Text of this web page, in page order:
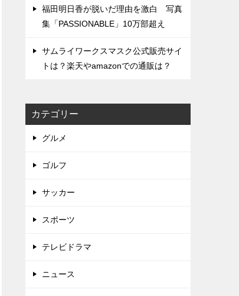
福田明日香が脱いだ理由を激白 写真
集「PASSIONABLE」10万部超え
サムライワークスマスク公式販売サイ
トは？楽天やamazonでの通販は？
カテゴリー
グルメ
ゴルフ
サッカー
スポーツ
テレビドラマ
ニュース